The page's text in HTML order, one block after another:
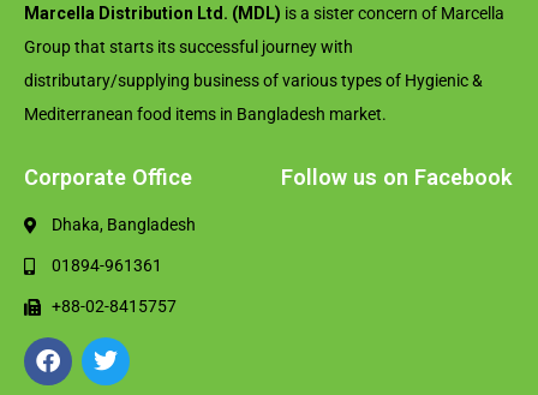
Marcella Distribution Ltd. (MDL) is a sister concern of Marcella
Group that starts its successful journey with
distributary/supplying business of various types of Hygienic &
Mediterranean food items in Bangladesh market.
Corporate Office
Dhaka, Bangladesh
01894-961361
+88-02-8415757
Follow us on Facebook